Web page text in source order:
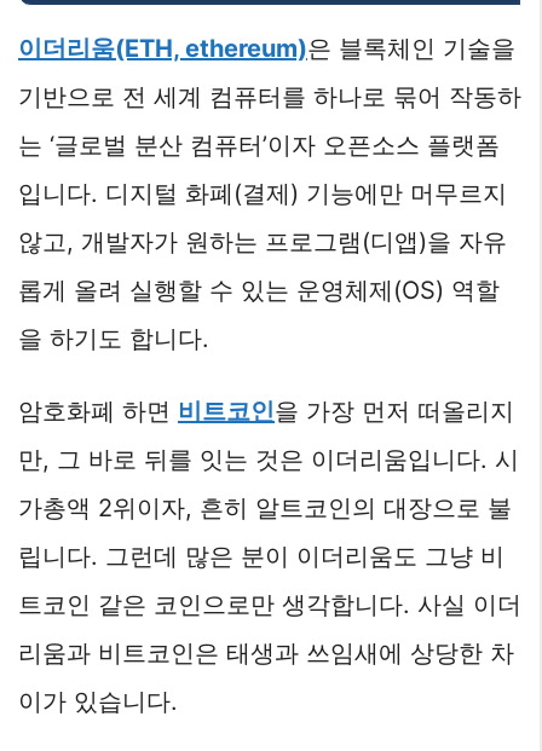
이더리움(ETH, ethereum)은 블록체인 기술을
기반으로 전 세계 컴퓨터를 하나로 묶어 작동하
는 ‘글로벌 분산 컴퓨터’이자 오픈소스 플랫폼
입니다. 디지털 화폐(결제) 기능에만 머무르지
않고, 개발자가 원하는 프로그램(디앱)을 자유
롭게 올려 실행할 수 있는 운영체제(OS) 역할
을 하기도 합니다.
암호화폐 하면 비트코인을 가장 먼저 떠올리지
만, 그 바로 뒤를 잇는 것은 이더리움입니다. 시
가총액 2위이자, 흔히 알트코인의 대장으로 불
립니다. 그런데 많은 분이 이더리움도 그냥 비
트코인 같은 코인으로만 생각합니다. 사실 이더
리움과 비트코인은 태생과 쓰임새에 상당한 차
이가 있습니다.